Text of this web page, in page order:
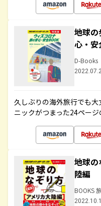
地球の
心・安
D-Books
久しぶりの海外旅行でも
ニックがつまった24ペー
地球
陸編
BOOKS